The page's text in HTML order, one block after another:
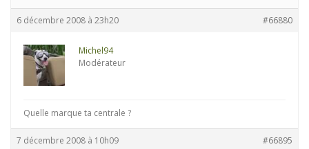
6 décembre 2008 à 23h20 #66880
Michel94
Modérateur
Quelle marque ta centrale ?
7 décembre 2008 à 10h09 #66895